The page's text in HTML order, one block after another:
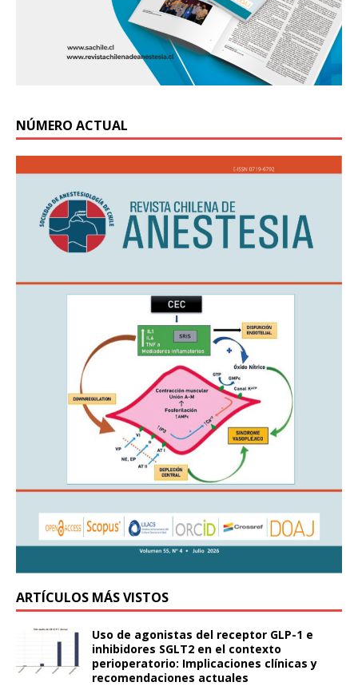
NÚMERO ACTUAL
ARTÍCULOS MÁS VISTOS
Uso de agonistas del receptor GLP-1 e
inhibidores SGLT2 en el contexto
perioperatorio: Implicaciones clínicas y
recomendaciones actuales